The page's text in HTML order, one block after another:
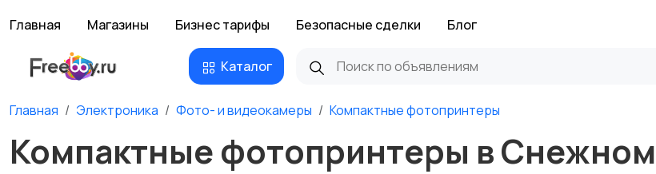
Главная Магазины Бизнес тарифы Безопасные сделки Блог
Каталог
Главная Электроника Фото- и видеокамеры Компактные фотопринтеры
Компактные фотопринтеры в Снежном